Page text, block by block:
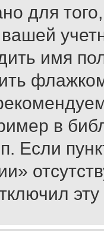
для
вашей
имя
в
Если